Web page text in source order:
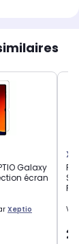
Galaxy
écran
Xeptio